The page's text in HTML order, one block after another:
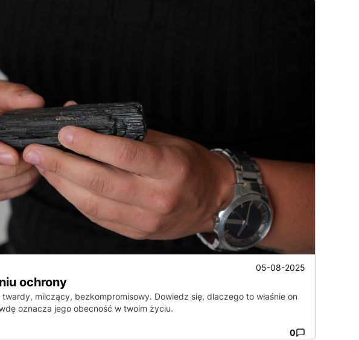
05-08-2025
ochrony
milczący, bezkompromisowy. Dowiedz się, dlaczego to właśnie on
oznacza jego obecność w twoim życiu.
0